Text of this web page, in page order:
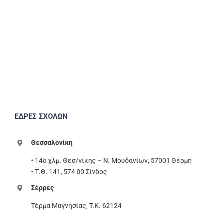
ΕΔΡΕΣ ΣΧΟΛΩΝ
Θεσσαλονίκη
• 14ο χλμ. Θεσ/νίκης – Ν. Μουδανίων, 57001 Θέρμη
• Τ.Θ. 141, 574 00 Σίνδος
Σέρρες
Τέρμα Μαγνησίας, T.K. 62124